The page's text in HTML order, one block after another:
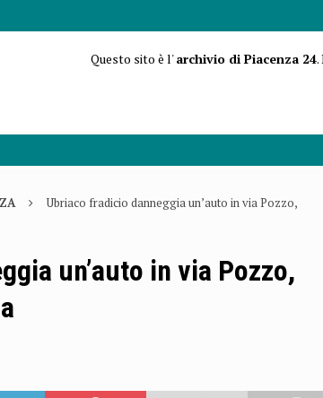
Questo sito è l'archivio di Piacenza 24.
Ubriaco fradicio danneggia un’auto in via Pozzo,
un’auto in via Pozzo,